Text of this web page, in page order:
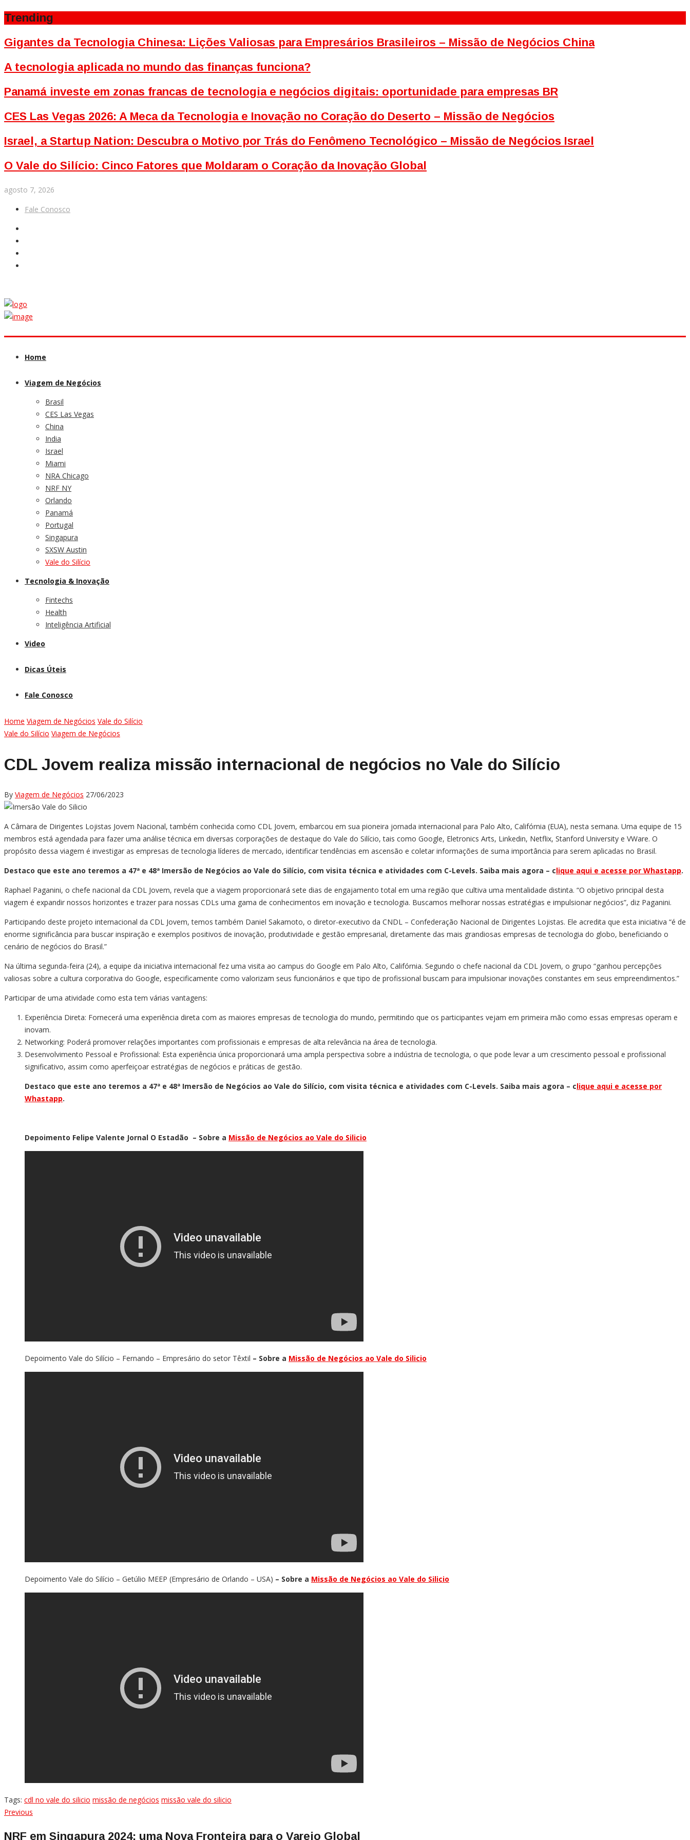
Trending
Gigantes da Tecnologia Chinesa: Lições Valiosas para Empresários Brasileiros – Missão de Negócios China
A tecnologia aplicada no mundo das finanças funciona?
Panamá investe em zonas francas de tecnologia e negócios digitais: oportunidade para empresas BR
CES Las Vegas 2026: A Meca da Tecnologia e Inovação no Coração do Deserto – Missão de Negócios
Israel, a Startup Nation: Descubra o Motivo por Trás do Fenômeno Tecnológico – Missão de Negócios Israel
O Vale do Silício: Cinco Fatores que Moldaram o Coração da Inovação Global
agosto 7, 2026
Fale Conosco
Home
Viagem de Negócios
Brasil
CES Las Vegas
China
India
Israel
Miami
NRA Chicago
NRF NY
Orlando
Panamá
Portugal
Singapura
SXSW Austin
Vale do Silício
Tecnologia & Inovação
Fintechs
Health
Inteligência Artificial
Video
Dicas Úteis
Fale Conosco
Home Viagem de Negócios Vale do Silício
Vale do Silício Viagem de Negócios
CDL Jovem realiza missão internacional de negócios no Vale do Silício
By Viagem de Negócios 27/06/2023
A Câmara de Dirigentes Lojistas Jovem Nacional, também conhecida como CDL Jovem, embarcou em sua pioneira jornada internacional para Palo Alto, Califórnia (EUA), nesta semana. Uma equipe de 15
membros está agendada para fazer uma análise técnica em diversas corporações de destaque do Vale do Silício, tais como Google, Eletronics Arts, Linkedin, Netflix, Stanford University e VWare. O
propósito dessa viagem é investigar as empresas de tecnologia líderes de mercado, identificar tendências em ascensão e coletar informações de suma importância para serem aplicadas no Brasil.
Destaco que este ano teremos a 47ª e 48ª Imersão de Negócios ao Vale do Silício, com visita técnica e atividades com C-Levels. Saiba mais agora – clique aqui e acesse por Whastapp.
Raphael Paganini, o chefe nacional da CDL Jovem, revela que a viagem proporcionará sete dias de engajamento total em uma região que cultiva uma mentalidade distinta. “O objetivo principal desta
viagem é expandir nossos horizontes e trazer para nossas CDLs uma gama de conhecimentos em inovação e tecnologia. Buscamos melhorar nossas estratégias e impulsionar negócios”, diz Paganini.
Participando deste projeto internacional da CDL Jovem, temos também Daniel Sakamoto, o diretor-executivo da CNDL – Confederação Nacional de Dirigentes Lojistas. Ele acredita que esta iniciativa “é de
enorme significância para buscar inspiração e exemplos positivos de inovação, produtividade e gestão empresarial, diretamente das mais grandiosas empresas de tecnologia do globo, beneficiando o
cenário de negócios do Brasil.”
Na última segunda-feira (24), a equipe da iniciativa internacional fez uma visita ao campus do Google em Palo Alto, Califórnia. Segundo o chefe nacional da CDL Jovem, o grupo “ganhou percepções
valiosas sobre a cultura corporativa do Google, especificamente como valorizam seus funcionários e que tipo de profissional buscam para impulsionar inovações constantes em seus empreendimentos.”
Participar de uma atividade como esta tem várias vantagens:
Experiência Direta: Fornecerá uma experiência direta com as maiores empresas de tecnologia do mundo, permitindo que os participantes vejam em primeira mão como essas empresas operam e
inovam.
Networking: Poderá promover relações importantes com profissionais e empresas de alta relevância na área de tecnologia.
Desenvolvimento Pessoal e Profissional: Esta experiência única proporcionará uma ampla perspectiva sobre a indústria de tecnologia, o que pode levar a um crescimento pessoal e profissional
significativo, assim como aperfeiçoar estratégias de negócios e práticas de gestão.
Destaco que este ano teremos a 47ª e 48ª Imersão de Negócios ao Vale do Silício, com visita técnica e atividades com C-Levels. Saiba mais agora – clique aqui e acesse por
Whastapp.
Depoimento Felipe Valente Jornal O Estadão – Sobre a Missão de Negócios ao Vale do Silicio
Depoimento Vale do Silício – Fernando – Empresário do setor Têxtil – Sobre a Missão de Negócios ao Vale do Silicio
Depoimento Vale do Silício – Getúlio MEEP (Empresário de Orlando – USA) – Sobre a Missão de Negócios ao Vale do Silicio
Tags: cdl no vale do silicio missão de negócios missão vale do silicio
Navegação
de
Previous
NRF em Singapura 2024: uma Nova Fronteira para o Varejo Global